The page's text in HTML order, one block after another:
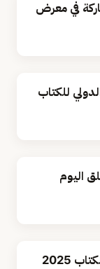
في معرض
للكتاب
للكتاب 2025 ينطلق اليوم
مواعيد استقبال معرض الرياض الدولي للكتاب 2025